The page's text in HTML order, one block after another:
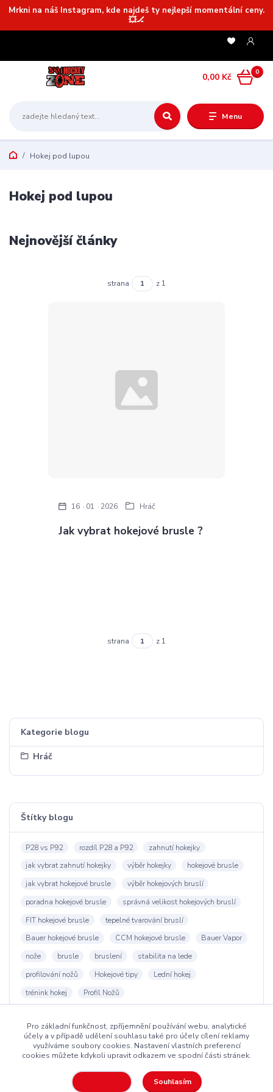
Mrkni na náš Instagram, kde najdeš ty nejlepší momentální ceny.
💥🏒
Menu
0
0,00 Kč
Hokej pod lupou
Kategorie blogu
Hráč
Štítky blogu
P28 vs P92 rozdíl P28 a P92
zahnutí hokejky
jak vybrat zahnutí hokejky
výběr hokejky
hokejové brusle
jak vybrat hokejové brusle
výběr hokejových bruslí
poradna hokejové brusle
správná velikost hokejových bruslí
FIT hokejové brusle
tepelné tvarování bruslí
Bauer hokejové brusle
CCM hokejové brusle
Bauer Vapor
nože
brusle bruslení
stabilita na lede
profilování nožů
Hokejové tipy
Lední hokej
trénink hokej
Profil Nožů
Hokej pod lupou
Nejnovější články
strana z 1
Jak vybrat hokejové brusle ?
16 01 2026 Hráč
strana z 1
Copyright ©2016Hockeyzone.cz Brnovaše značková
za rozumnou cenu
Pro základní funkčnost, zpříjemnění používání webu, analytické
účely a v případě udělení souhlasu také pro účely cílení reklamy
využíváme soubory cookies. Nastavení vlastních preferencí
cookies můžete kdykoli upravit odkazem ve spodní části stránek.
Souhlasím